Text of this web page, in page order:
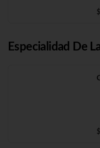
Especialidad De